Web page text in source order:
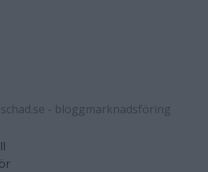
- bloggmarknadsföring